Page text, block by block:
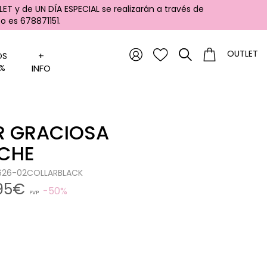
y de UN DÍA ESPECIAL se realizarán a través de
es 678871151.
OUTLET
+
INFO
GRACIOSA
02COLLARBLACK
PVP 50%